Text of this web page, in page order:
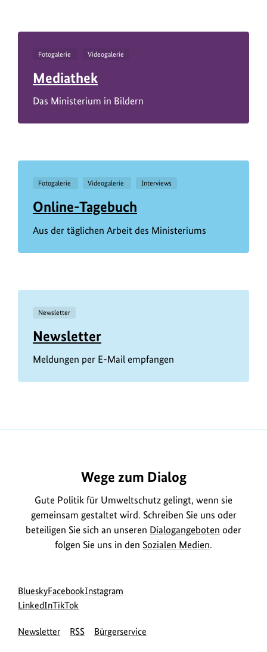
Fotogalerie Videogalerie
Mediathek
Das Ministerium in Bildern
Fotogalerie Videogalerie Interviews
Online-Tagebuch
Aus der täglichen Arbeit des Ministeriums
Newsletter
Newsletter
Meldungen per E-Mail empfangen
Wege zum Dialog
Gute Politik für Umweltschutz gelingt, wenn sie
gemeinsam gestaltet wird. Schreiben Sie uns oder
beteiligen Sie sich an unseren Dialogangeboten oder
folgen Sie uns in den Sozialen Medien.
Social
Media
Blueskyzur
Bluesky-
des
Facebookzur
des
Instagram
des
LinkedInzur
Seite
zur
Seite
TikTok
Newsletter RSS Bürgerservice